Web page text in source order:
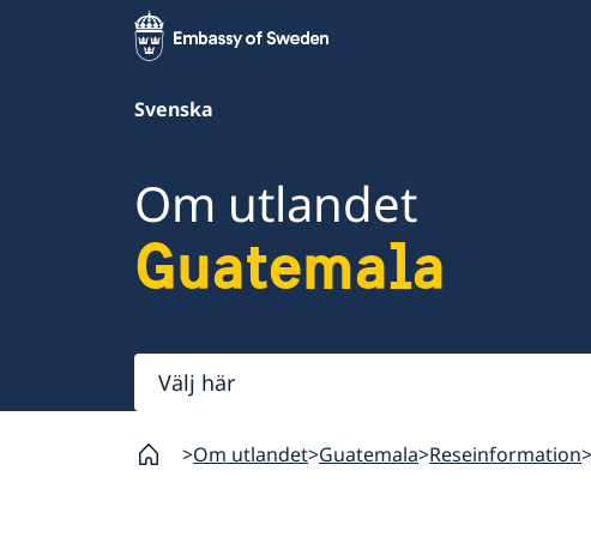
Svenska
Om utlandet
Guatemala
Välj
här
Om utlandet Guatemala Reseinformation